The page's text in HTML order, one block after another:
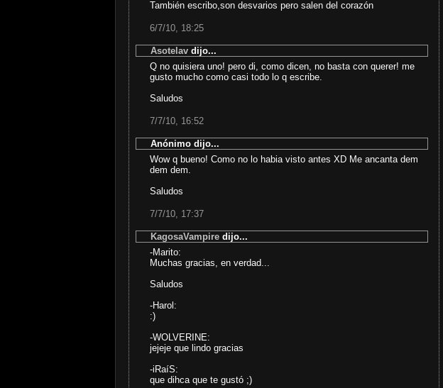
También escribo,son desvarios pero salen del corazón
6/7/10, 18:25
Asotelav dijo...
Q no quisiera uno! pero di, como dicen, no basta con querer! me
gusto mucho como casi todo lo q escribe.
Saludos
7/7/10, 16:52
Anónimo dijo...
Wow q bueno! Como no lo habia visto antes XD Me ancanta dem
dem dem.
Saludos
7/7/10, 17:37
KagosaVampire dijo...
-Marito:
Muchas gracias, en verdad...
Saludos
-Harol:
:)
-WOLVERINE:
jejeje que lindo gracias
-iRaíS:
que dihca que te gustó ;)